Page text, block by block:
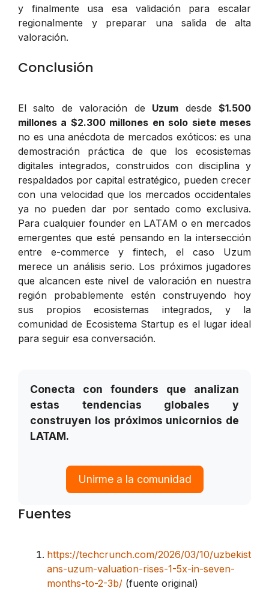
y finalmente usa esa validación para escalar
regionalmente y preparar una salida de alta
valoración.
Conclusión
El salto de valoración de Uzum desde$1.500
millones a $2.300 millones en solo siete meses
no es una anécdota de mercados exóticos: es una
demostración práctica de que los ecosistemas
digitales integrados, construidos con disciplina y
respaldados por capital estratégico, pueden crecer
con una velocidad que los mercados occidentales
ya no pueden dar por sentado como exclusiva.
Para cualquier founder en LATAM o en mercados
emergentes que esté pensando en la intersección
entre e-commerce y fintech, el caso Uzum
merece un análisis serio. Los próximos jugadores
que alcancen este nivel de valoración en nuestra
región probablemente estén construyendo hoy
sus propios ecosistemas integrados, y la
comunidad de Ecosistema Startup es el lugar ideal
para seguir esa conversación.
Conecta con founders que analizan
estas tendencias globales y
construyen los próximos unicornios de
LATAM.
Unirme a la comunidad
Fuentes
https://techcrunch.com/2026/03/10/uzbekist
ans-uzum-valuation-rises-1-5x-in-seven-
months-to-2-3b/ (fuente original)